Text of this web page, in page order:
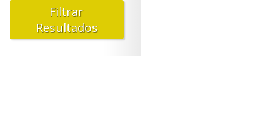
Jardim Maite (1)
Jardim Margareth (1)
Jardim Marica (1)
Filtrar
Resultados